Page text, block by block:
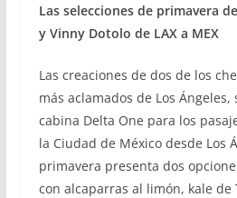
Las selecciones de primavera
y Vinny Dotolo de LAX a MEX
Las creaciones de dos de los
más aclamados de Los
cabina Delta One para los
la Ciudad de México desde Los
primavera presenta dos
con alcaparras al limón, kale de